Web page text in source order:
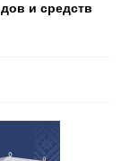
и средств